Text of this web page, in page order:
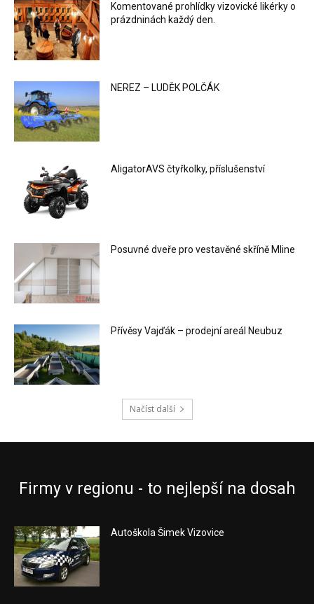
Komentované prohlídky vizovické likérky o
prázdninách každý den.
NEREZ – LUDĚK POLČÁK
AligatorAVS čtyřkolky, příslušenství
Posuvné dveře pro vestavěné skříně Mline
Přívěsy Vajďák – prodejní areál Neubuz
Načíst další
Firmy v regionu - to nejlepší na dosah
Autoškola Šimek Vizovice